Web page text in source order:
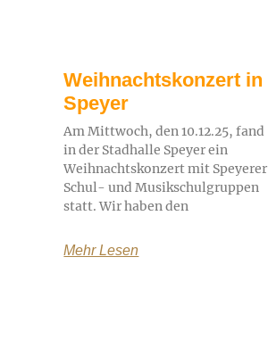
Weihnachtskonzert in
Speyer
Am Mittwoch, den 10.12.25, fand
in der Stadhalle Speyer ein
Weihnachtskonzert mit Speyerer
Schul- und Musikschulgruppen
statt. Wir haben den
Mehr Lesen